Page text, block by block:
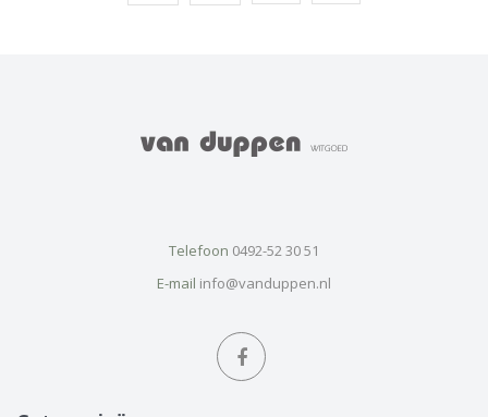
Telefoon 0492-52 30 51
E-mail info@vanduppen.nl